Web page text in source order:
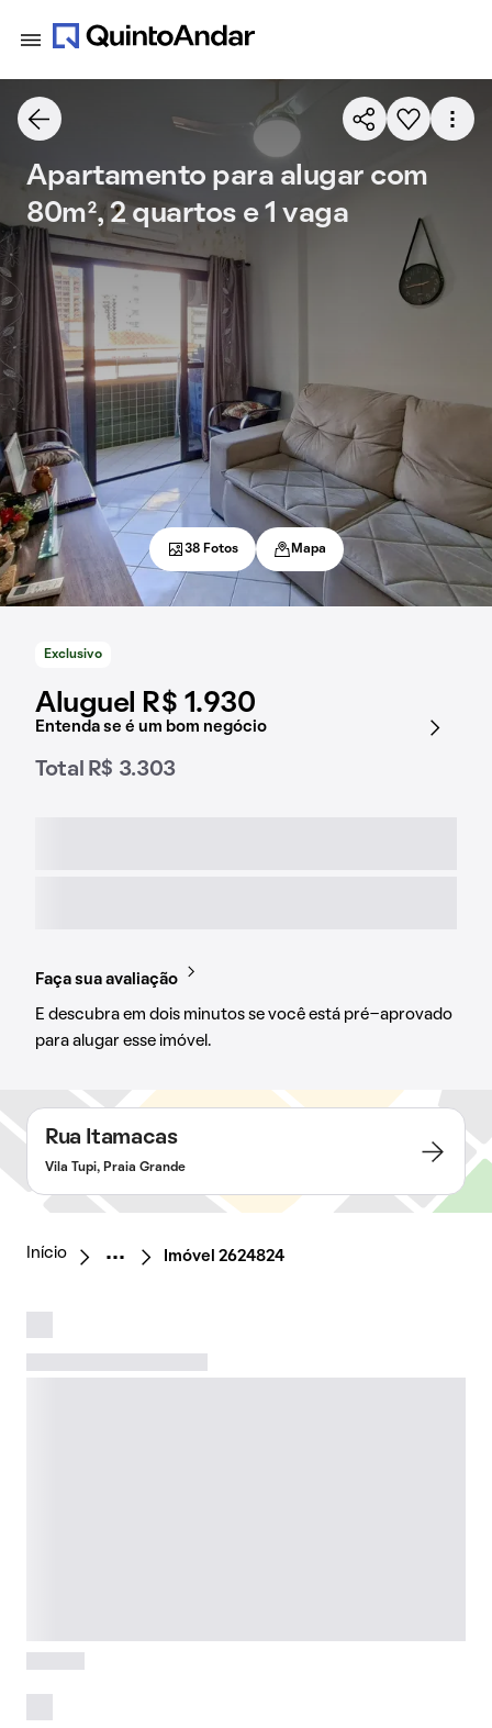
Exclusivo
Aluguel R$ 1.930
Entenda se é um bom negócio
Total R$ 3.303
Faça sua avaliação
E descubra em dois minutos se você está pré-aprovado
para alugar esse imóvel.
Apartamento para alugar com
80m², 2 quartos e 1 vaga
38 Fotos Mapa
Rua Itamacas
Vila Tupi, Praia Grande
Início Imóvel 2624824